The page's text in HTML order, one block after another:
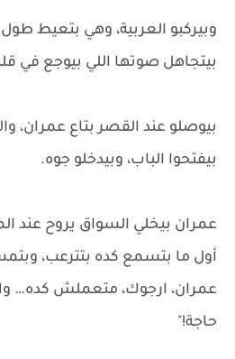
وبيركبو العربية، وهي بتعيط
بيتجاهل صوتها اللي بيوجع في
بيوصلو عند القصر بتاع عمران،
بيفتحوا الباب، وبيدخلو جوه.
عمران بيخلي السواق يروح عند
أول ما بتسمع كده بتترعب،
عمران، ارجوك، متعملش كده…
حاجة!"